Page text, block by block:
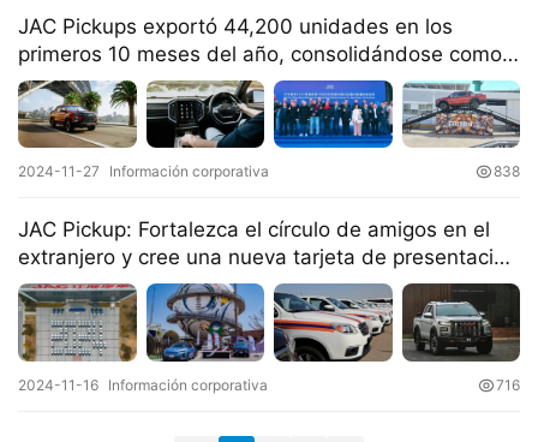
JAC Pickups exportó 44,200 unidades en los
primeros 10 meses del año, consolidándose como
líder en exportación de pickups en China
2024-11-27 Información corporativa 838
JAC Pickup: Fortalezca el círculo de amigos en el
extranjero y cree una nueva tarjeta de presentación
para ir al extranjero
2024-11-16 Información corporativa 716